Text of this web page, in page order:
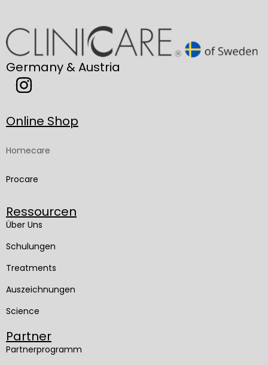
Germany & Austria
Online Shop
Homecare
Procare
Ressourcen
Über Uns
Schulungen
Treatments
Auszeichnungen
Science
Partner
Partnerprogramm